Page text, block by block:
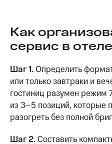
Как
сервис в
Шаг 1.Определить
или только завтраки и
гостиниц разумен
из 3–5 позиций, которые
разогреть без полной
Шаг 2.Составить